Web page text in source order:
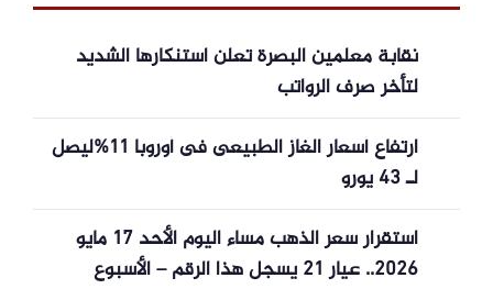
نقابة معلمين البصرة تعلن استنكارها الشديد
لتأخر صرف الرواتب
ارتفاع أسعار الغاز الطبيعى فى أوروبا 11%ليصل
لـ 43 يورو
استقرار سعر الذهب مساء اليوم الأحد 17 مايو
2026.. عيار 21 يسجل هذا الرقم – الأسبوع